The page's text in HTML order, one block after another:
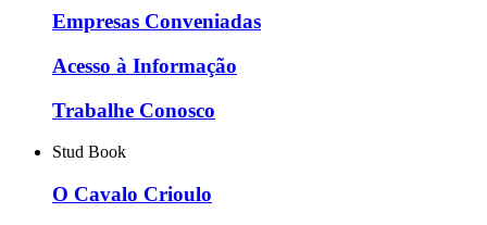
Empresas Conveniadas
Acesso à Informação
Trabalhe Conosco
Stud Book
O Cavalo Crioulo